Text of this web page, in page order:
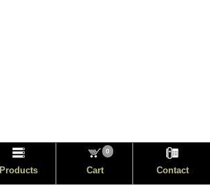
Products Cart
0
Contact